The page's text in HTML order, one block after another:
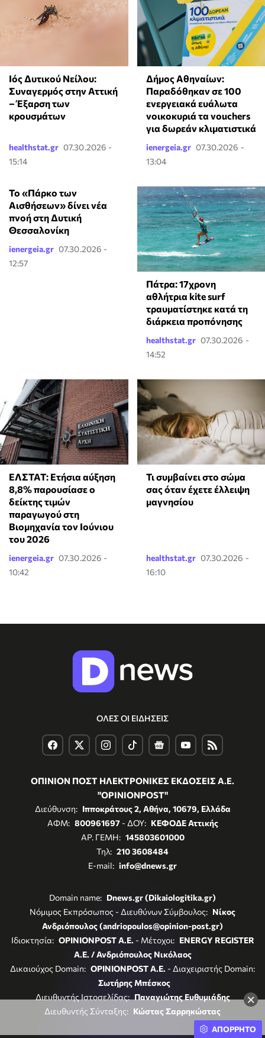
×
Ιός Δυτικού Νείλου:
Συναγερμός στην Αττική
– Έξαρση των
κρουσμάτων
healthstat.gr 07.30.2026 -
15:14
Δήμος Αθηναίων:
Παραδόθηκαν σε 100
ενεργειακά ευάλωτα
νοικοκυριά τα vouchers
για δωρεάν κλιματιστικά
ienergeia.gr 07.30.2026 -
13:04
Το «Πάρκο των
Αισθήσεων» δίνει νέα
πνοή στη Δυτική
Θεσσαλονίκη
ienergeia.gr 07.30.2026 -
12:57
Πάτρα: 17χρονη
αθλήτρια kite surf
τραυματίστηκε κατά τη
διάρκεια προπόνησης
healthstat.gr 07.30.2026 -
14:52
ΕΛΣΤΑΤ: Ετήσια αύξηση
8,8% παρουσίασε ο
δείκτης τιμών
παραγωγού στη
Βιομηχανία τον Ιούνιου
του 2026
ienergeia.gr 07.30.2026 -
10:42
Τι συμβαίνει στο σώμα
σας όταν έχετε έλλειψη
μαγνησίου
healthstat.gr 07.30.2026 -
16:10
ΟΛΕΣ ΟΙ ΕΙΔΗΣΕΙΣ
ΟΠΙΝΙΟΝ ΠΟΣΤ ΗΛΕΚΤΡΟΝΙΚΕΣ ΕΚΔΟΣΕΙΣ Α.Ε.
"OPINIONPOST"
Διεύθυνση: Ιπποκράτους 2, Αθήνα, 10679, Ελλάδα
ΑΦΜ: 800961697- ΔΟΥ: ΚΕΦΟΔΕ Αττικής
ΑΡ. ΓΕΜΗ: 145803601000
Τηλ: 210 3608484
E-mail: info@dnews.gr
Domain name: Dnews.gr (Dikaiologitika.gr)
Νόμιμος Εκπρόσωπος - Διευθύνων Σύμβουλος: Νίκος
Ανδριόπουλος (andriopoulos@opinion-post.gr)
Ιδιοκτησία: OPINIONPOST A.E. - Μέτοχοι: ENERGY REGISTER
Α.Ε. / Ανδριόπουλος Νικόλαος
Δικαιούχος Domain: OPINIONPOST A.E. - Διαχειριστής Domain:
Σωτήρης Μπέσκος
Διευθυντής Ιστοσελίδας: Παναγιώτης Ευθυμιάδης
Διευθυντής Σύνταξης: Κώστας Σαρρηκώστας
ΑΠΟΡΡΗΤΟ